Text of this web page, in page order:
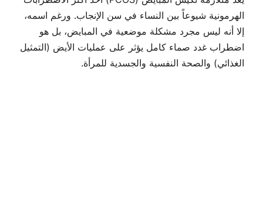
الهرمونية شيوعاً بين النساء في سن الإنجاب. ورغم اسمه،
إلا أنه ليس مجرد مشكلة موضعية في المبايض، بل هو
اضطراب غدد صماء كامل يؤثر على عمليات الأيض (التمثيل
الغذائي) والصحة النفسية والجسدية للمرأة.